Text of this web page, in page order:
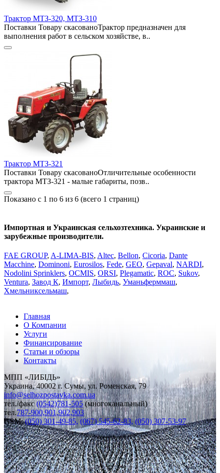
Трактор МТЗ-320, МТЗ-310
Поставки Товару скасованоТрактор предназначен для
выполнения работ в сельском хозяйстве, в..
Трактор МТЗ-321
Поставки Товару скасованоОтличительные особенности
трактора МТЗ-321 - малые габариты, позв..
Показано с 1 по 6 из 6 (всего 1 страниц)
Импортная и Украинская сельхозтехника. Украинские и
зарубежные производители.
FAE GROUP, A-LIMA-BIS, Altec, Bellon, Cicoria, Dante
Macchine, Dominoni, Eurosilos, Fede, GEO, Gepaval, NARDI,
Nodolini Sprinklers, OCMIS, ORSI, Plegаmatic, ROC, Sukov,
Ventura, Завод К, Импорт, Лыбидь, Уманьферммаш,
Хмельниксельмаш,
Главная
О Компании
Услуги
Финансирование
Статьи и обзоры
Контакты
МПП «ЛИБІДЬ»
Украина, 40002 г. Сумы, ул. Роменская, 79
info@selhozpostavka.com.ua
тел./факс (0542)781-505 (многоканальный)
тел.787-900,901,902,903
GSM:(050) 301-49-85, (067) 545-62-83, (050) 307-53-97